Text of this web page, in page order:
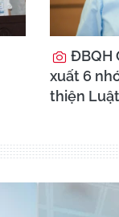
ĐBQH
xuất 6
thiện